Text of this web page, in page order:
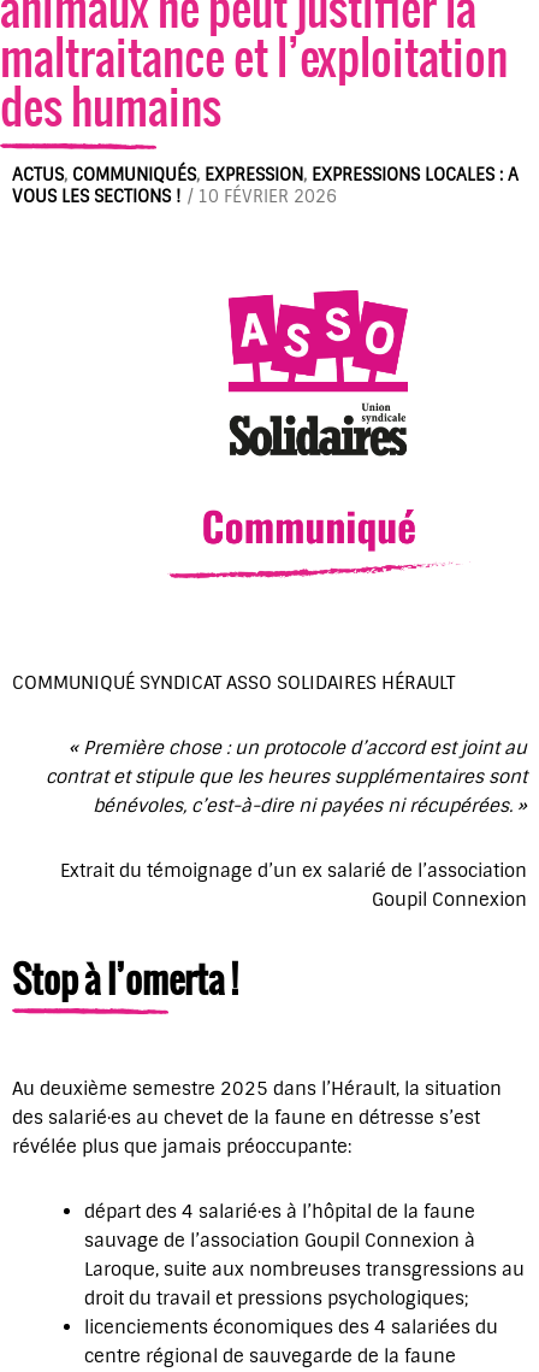
maltraitance et l’exploitation
des humains
ACTUS, COMMUNIQUÉS, EXPRESSION, EXPRESSIONS LOCALES : A
VOUS LES SECTIONS ! / 10 FÉVRIER 2026
COMMUNIQUÉ SYNDICAT ASSO SOLIDAIRES HÉRAULT
« Première chose : un protocole d’accord est joint au
contrat et stipule que les heures supplémentaires sont
bénévoles, c’est-à-dire ni payées ni récupérées. »
Extrait du témoignage d’un ex salarié de l’association
Goupil Connexion
Stop à l’omerta !
Au deuxième semestre 2025 dans l’Hérault, la situation
des salarié·es au chevet de la faune en détresse s’est
révélée plus que jamais préoccupante:
départ des 4 salarié·es à l’hôpital de la faune
sauvage de l’association Goupil Connexion à
Laroque, suite aux nombreuses transgressions au
droit du travail et pressions psychologiques;
licenciements économiques des 4 salariées du
centre régional de sauvegarde de la faune